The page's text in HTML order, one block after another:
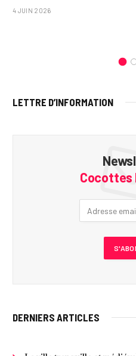
4 JUIN 2026
LETTRE D’INFORMATION
Cocottes
DERNIERS ARTICLES